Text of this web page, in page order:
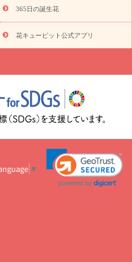
トルコキキョウ
お祝い・4000円～
お祝い・
お祝い・ 10000円～
お供え・お
お祝いを贈るときのマナー・
コラム一覧
誕生日のお花を「色
予算相場
出産祝いお役立ち情
お祝い花のマナー総まとめ
職
は？
開店祝いの花 選び方ガイ
365日の誕生花
花キューピット公式アプリ
▼